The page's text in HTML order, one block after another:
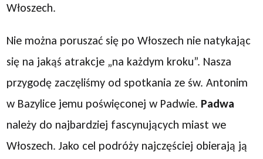
Włoszech.
Nie można poruszać się po Włoszech nie natykając
się na jakąś atrakcje „na każdym kroku”. Nasza
przygodę zaczęliśmy od spotkania ze św. Antonim
w Bazylice jemu poświęconej w Padwie. Padwa
należy do najbardziej fascynujących miast we
Włoszech. Jako cel podróży najczęściej obierają ją